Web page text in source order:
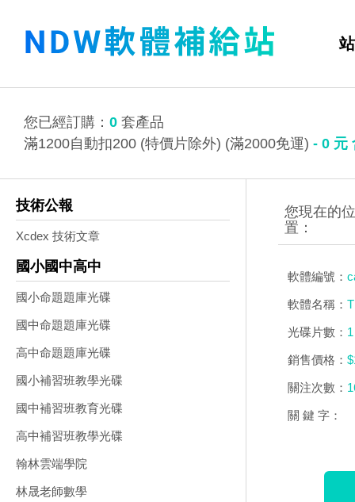
您已經訂購： 0 套產品
滿1200自動扣200 (特價片除外) (滿2000免運) - 0 元
技術公報
Xcdex 技術文章
國小國中高中
國小命題題庫光碟
國中命題題庫光碟
高中命題題庫光碟
國小補習班教學光碟
國中補習班教育光碟
高中補習班教學光碟
翰林雲端學院
林晟老師數學
軟體編號：
軟體名稱：
光碟片數： 1
銷售價格：
關注次數：
關 鍵 字：